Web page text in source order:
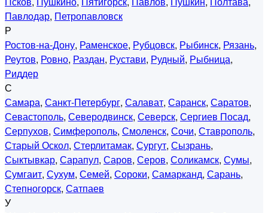
Павлодар, Петропавловск
Р
Ростов-на-Дону, Раменское, Рубцовск, Рыбинск, Рязань,
Реутов, Ровно, Раздан, Рустави, Рудный, Рыбница,
Риддер
С
Самара, Санкт-Петербург, Салават, Саранск, Саратов,
Севастополь, Северодвинск, Северск, Сергиев Посад,
Серпухов, Симферополь, Смоленск, Сочи, Ставрополь,
Старый Оскол, Стерлитамак, Сургут, Сызрань,
Сыктывкар, Сарапул, Саров, Серов, Соликамск, Сумы,
Сумгаит, Сухум, Семей, Сороки, Самарканд, Сарань,
Степногорск, Сатпаев
У